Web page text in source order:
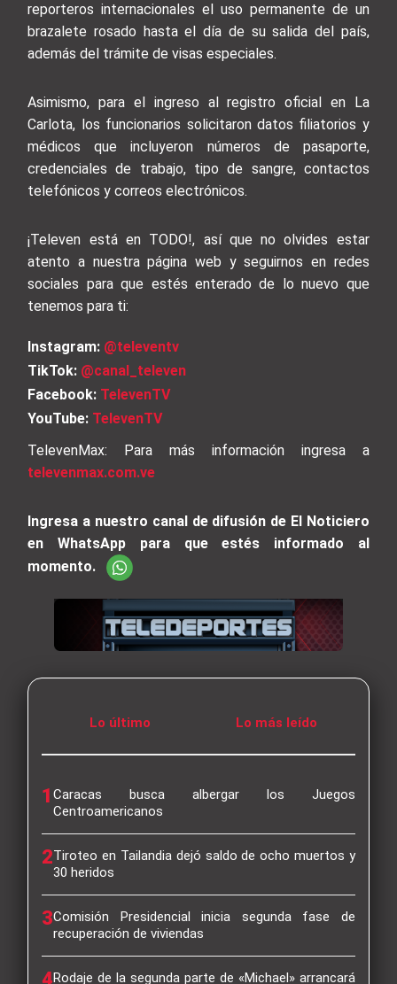
reporteros internacionales el uso permanente de un
brazalete rosado hasta el día de su salida del país,
además del trámite de visas especiales.
Asimismo, para el ingreso al registro oficial en La
Carlota, los funcionarios solicitaron datos filiatorios y
médicos que incluyeron números de pasaporte,
credenciales de trabajo, tipo de sangre, contactos
telefónicos y correos electrónicos.
¡Televen está en TODO!, así que no olvides estar
atento a nuestra página web y seguirnos en redes
sociales para que estés enterado de lo nuevo que
tenemos para ti:
Instagram: @televentv
TikTok: @canal_televen
Facebook: TelevenTV
YouTube: TelevenTV
TelevenMax: Para más información ingresa a
televenmax.com.ve
Ingresa a nuestro canal de difusión de El Noticiero
en WhatsApp para que estés informado al
momento.
Lo último Lo más leído
1Caracas busca albergar los Juegos
Centroamericanos
2Tiroteo en Tailandia dejó saldo de ocho muertos y
30 heridos
3Comisión Presidencial inicia segunda fase de
recuperación de viviendas
4Rodaje de la segunda parte de «Michael» arrancará